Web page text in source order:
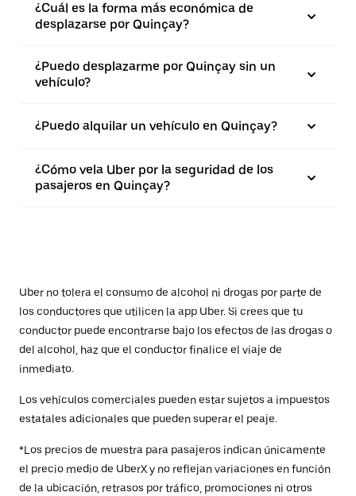
¿Cuál es la forma más económica de
desplazarse por Quinçay?
¿Puedo desplazarme por Quinçay sin un
vehículo?
¿Puedo alquilar un vehículo en Quinçay?
¿Cómo vela Uber por la seguridad de los
pasajeros en Quinçay?
Uber no tolera el consumo de alcohol ni drogas por parte de
los conductores que utilicen la app Uber. Si crees que tu
conductor puede encontrarse bajo los efectos de las drogas o
del alcohol, haz que el conductor finalice el viaje de
inmediato.
Los vehículos comerciales pueden estar sujetos a impuestos
estatales adicionales que pueden superar el peaje.
*Los precios de muestra para pasajeros indican únicamente
el precio medio de UberX y no reflejan variaciones en función
de la ubicación, retrasos por tráfico, promociones ni otros